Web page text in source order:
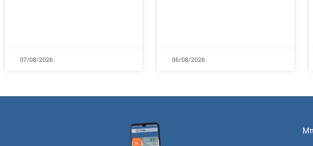
07/08/2026 06/08/2026